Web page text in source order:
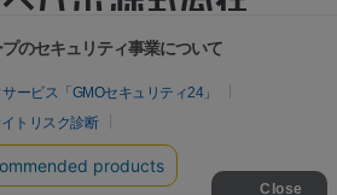
のセキュリティ事業について
ービス「GMOセキュリティ24」
トリスク診断
ト